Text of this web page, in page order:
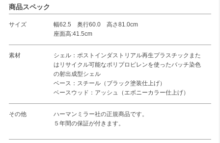
商品スペック
サイズ
幅62.5 奥行60.0 高さ81.0cm
座面高:41.5cm
素材
シェル：ポストインダストリアル再生プラスチックまた
はリサイクル可能なポリプロピレンを使ったバッチ染色
の射出成型シェル
ベース：スチール（ブラック塗装仕上げ）
ベースウッド：アッシュ（エボニーカラー仕上げ）
その他
ハーマンミラー社の正規商品です。
５年間の保証が付きます。